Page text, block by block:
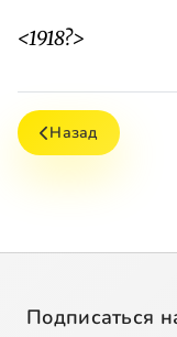
<1918?>
Назад
Подписаться